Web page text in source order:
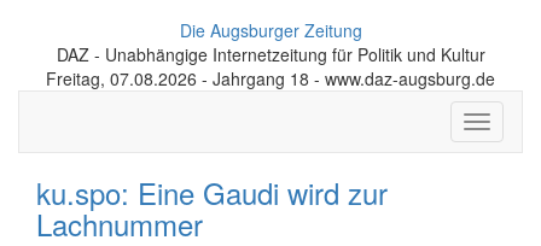
Die Augsburger Zeitung
DAZ - Unabhängige Internetzeitung für Politik und Kultur
Freitag, 07.08.2026 - Jahrgang 18 - www.daz-augsburg.de
Toggle
ku.spo: Eine Gaudi wird zur
Lachnummer